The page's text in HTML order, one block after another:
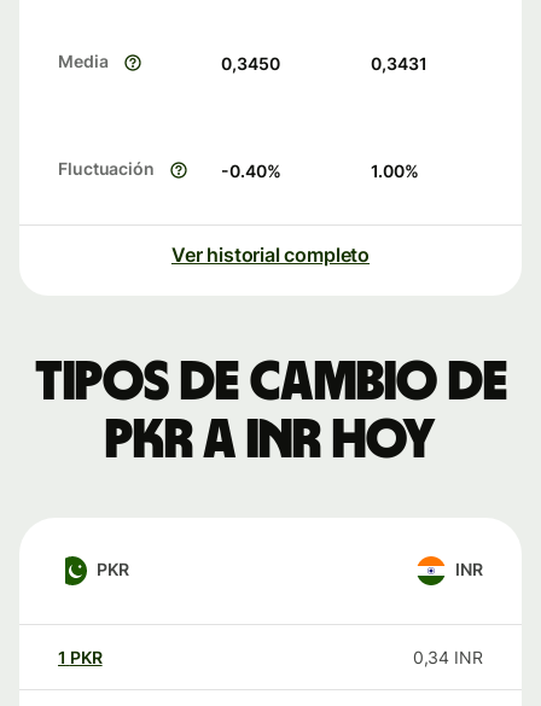
Media 0,3450 0,3431
Fluctuación -0.40% 1.00%
Ver historial completo
Tipos de cambio de
PKR a INR hoy
PKR INR
1 PKR 0,34 INR